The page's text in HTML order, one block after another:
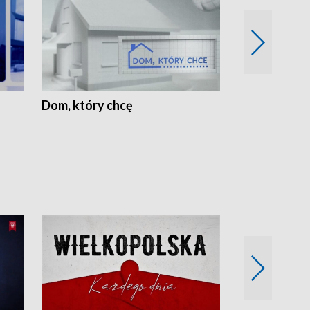
Dom, który chcę